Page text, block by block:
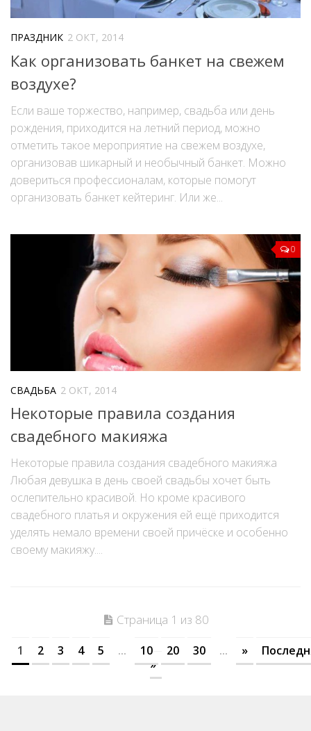
ПРАЗДНИК 2 ОКТ, 2014
Как организовать банкет на свежем
воздухе?
Если ваше торжество, например, свадьба или день
рождения, приходится на летний период, можно
отметить такое мероприятие на свежем воздухе,
организовав шикарный и необычный банкет. Можно
довериться профессионалам, которые помогут
организовать банкет кейтеринг. Или же...
0
СВАДЬБА 2 ОКТ, 2014
Некоторые правила создания
свадебного макияжа
Некоторые правила создания свадебного макияжа
Любая девушка в день своей свадьбы хочет быть
ослепительно красивой. Но кроме красивого
свадебного платья и окружения ей ещё приходится
уделять немало времени своей причёске и особенно
своему макияжу....
Страница 1 из 80
1 2 3 4 5 ... 10 20 30 ... »
»